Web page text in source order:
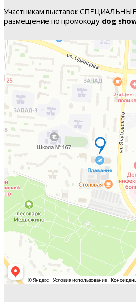
Участникам выставок
размещение по промокоду dog